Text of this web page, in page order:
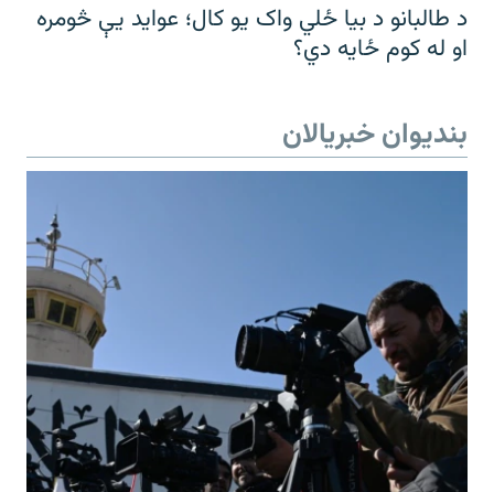
د طالبانو د بیا ځلي واک یو کال؛ عواید یې څومره
او له کوم ځایه دي؟
بندیوان خبریالان